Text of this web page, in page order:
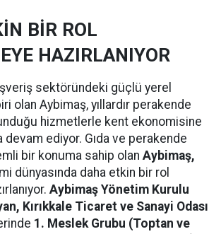
BİR ROL
HAZIRLANIYOR
sektöründeki güçlü yerel
olan Aybimaş, yıllardır perakende
hizmetlerle kent ekonomisine
devam ediyor. Gıda ve perakende
bir konuma sahip olan Aybimaş,
dünyasında daha etkin bir rol
Aybimaş Yönetim Kurulu
Kırıkkale Ticaret ve Sanayi Odası
1. Meslek Grubu (Toptan ve